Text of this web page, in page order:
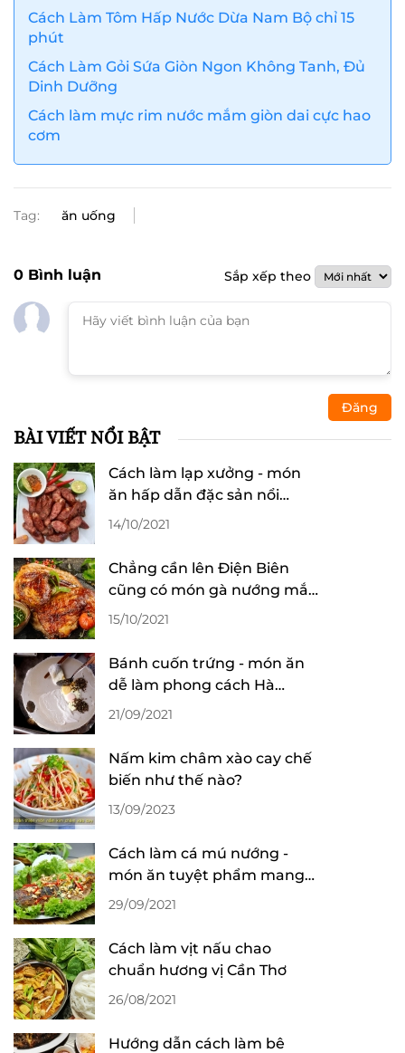
Cách Làm Tôm Hấp Nước Dừa Nam Bộ chỉ 15
phút
Cách Làm Gỏi Sứa Giòn Ngon Không Tanh, Đủ
Dinh Dưỡng
Cách làm mực rim nước mắm giòn dai cực hao
cơm
Tag: ăn uống
0 Bình luận Sắp xếp theo
Đăng
BÀI VIẾT NỔI BẬT
Cách làm lạp xưởng - món
ăn hấp dẫn đặc sản nổi
tiếng Yên Bái
14/10/2021
Chẳng cần lên Điện Biên
cũng có món gà nướng mắc
khén thơm ngon hấp dẫn
15/10/2021
Bánh cuốn trứng - món ăn
dễ làm phong cách Hà
Giang
21/09/2021
Nấm kim châm xào cay chế
biến như thế nào?
13/09/2023
Cách làm cá mú nướng -
món ăn tuyệt phẩm mang
đậm hương vị miền biển
29/09/2021
Cách làm vịt nấu chao
chuẩn hương vị Cần Thơ
26/08/2021
Hướng dẫn cách làm bê